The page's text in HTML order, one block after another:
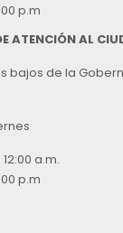
p.m
ATENCIÓN AL
bajos de la
a.m.
p.m